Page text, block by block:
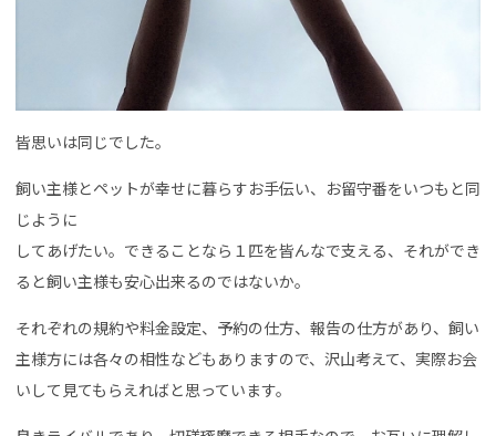
皆思いは同じでした。
飼い主様とペットが幸せに暮らすお手伝い、お留守番をいつもと同
じように
してあげたい。できることなら１匹を皆んなで支える、それができ
ると飼い主様も安心出来るのではないか。
それぞれの規約や料金設定、予約の仕方、報告の仕方があり、飼い
主様方には各々の相性などもありますので、沢山考えて、実際お会
いして見てもらえればと思っています。